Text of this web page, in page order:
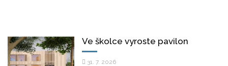
Ve školce vyroste pavilon
31. 7. 2026